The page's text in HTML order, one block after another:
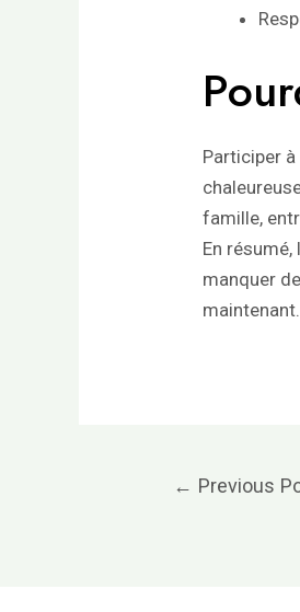
Participer à
famille,
En
manquer
maintenant.
← Previous